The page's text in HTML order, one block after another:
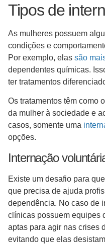
Tipos de
As mulheres possuem
condições e
Por exemplo, elas são
dependentes químicas.
ter tratamentos
Os tratamentos têm como
da mulher à sociedade e
casos, somente uma
opções.
Internação
Existe um desafio para
que precisa de ajuda
dependência. No caso de
clínicas possuem equipes
aptas para agir nas crises
evitando que elas